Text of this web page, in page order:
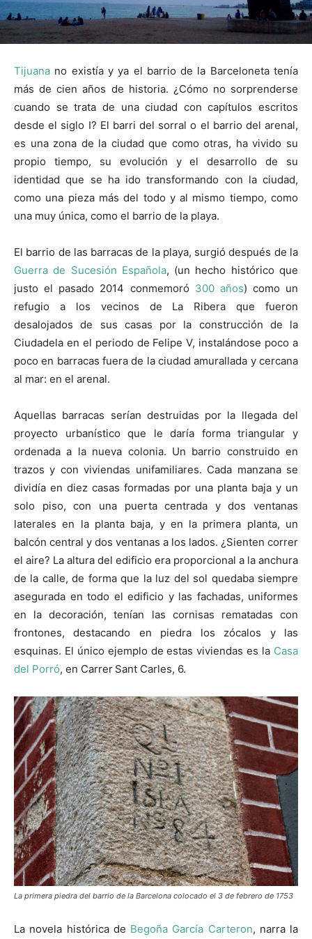
Tijuana no existía y ya el barrio de la Barceloneta tenía
más de cien años de historia. ¿Cómo no sorprenderse
cuando se trata de una ciudad con capítulos escritos
desde el siglo I? El barri del sorral o el barrio del arenal,
es una zona de la ciudad que como otras, ha vivido su
propio tiempo, su evolución y el desarrollo de su
identidad que se ha ido transformando con la ciudad,
como una pieza más del todo y al mismo tiempo, como
una muy única, como el barrio de la playa.
El barrio de las barracas de la playa, surgió después de la
Guerra de Sucesión Española, (un hecho histórico que
justo el pasado 2014 conmemoró 300 años) como un
refugio a los vecinos de La Ribera que fueron
desalojados de sus casas por la construcción de la
Ciudadela en el periodo de Felipe V, instalándose poco a
poco en barracas fuera de la ciudad amurallada y cercana
al mar: en el arenal.
Aquellas barracas serían destruidas por la llegada del
proyecto urbanístico que le daría forma triangular y
ordenada a la nueva colonia. Un barrio construido en
trazos y con viviendas unifamiliares. Cada manzana se
dividía en diez casas formadas por una planta baja y un
solo piso, con una puerta centrada y dos ventanas
laterales en la planta baja, y en la primera planta, un
balcón central y dos ventanas a los lados. ¿Sienten correr
el aire? La altura del edificio era proporcional a la anchura
de la calle, de forma que la luz del sol quedaba siempre
asegurada en todo el edificio y las fachadas, uniformes
en la decoración, tenían las cornisas rematadas con
frontones, destacando en piedra los zócalos y las
esquinas. El único ejemplo de estas viviendas es la Casa
del Porró, en Carrer Sant Carles, 6.
La primera piedra del barrio de la Barcelona colocado el 3 de febrero de 1753
La novela histórica de Begoña García Carteron, narra la